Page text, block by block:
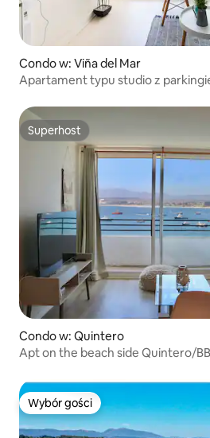
Condo w: Viña del Mar
Apartament typu studio z
Superhost
Superhost
Condo w: Quintero
Apt on the beach side Quintero/
Wybór gości
Wybór gości